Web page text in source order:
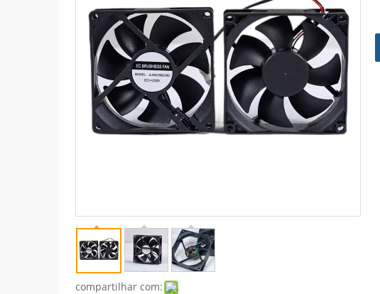
compartilhar com: